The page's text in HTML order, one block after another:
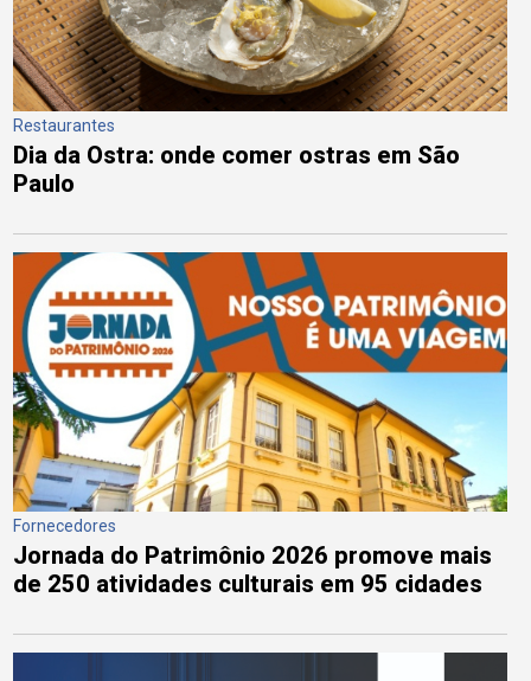
Restaurantes
Dia da Ostra: onde comer ostras em São
Paulo
Fornecedores
Jornada do Patrimônio 2026 promove mais
de 250 atividades culturais em 95 cidades